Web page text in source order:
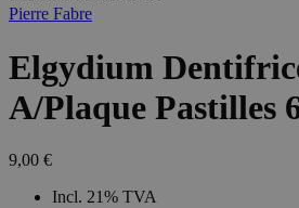
Pierre Fabre
Elgydium
A/Plaque Pastilles
9,00 €
Incl. 21% TVA